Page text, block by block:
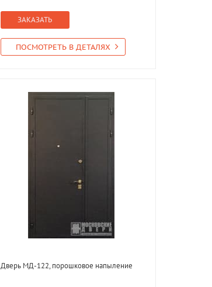
ЗАКАЗАТЬ
ПОСМОТРЕТЬ В ДЕТАЛЯХ
Дверь МД-122, порошковое напыление